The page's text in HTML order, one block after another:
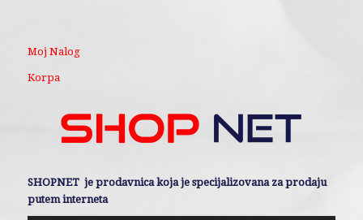
Moj Nalog
Korpa
SHOPNET je prodavnica koja je specijalizovana za prodaju
putem interneta